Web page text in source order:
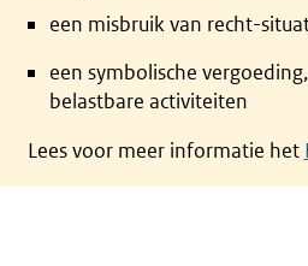
een misbruik van recht-
een symbolische
belastbare activiteiten
Lees voor meer informatie het